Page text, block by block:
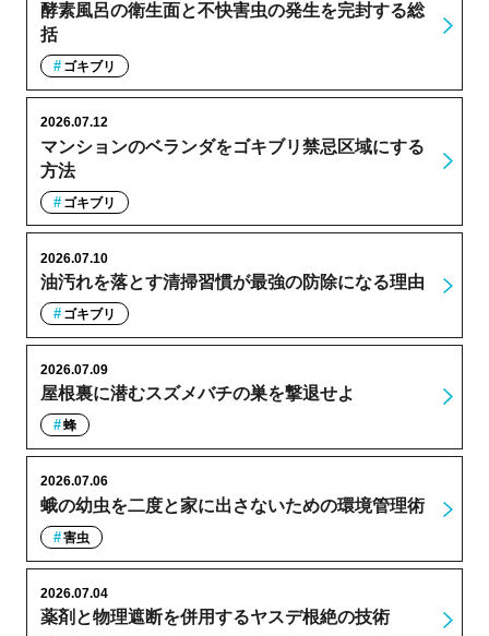
酵素風呂の衛生面と不快害虫の発生を完封する総
括
ゴキブリ
マンションのベランダをゴキブリ禁忌区域にする
方法
2026.07.12
ゴキブリ
油汚れを落とす清掃習慣が最強の防除になる理由
2026.07.10
ゴキブリ
屋根裏に潜むスズメバチの巣を撃退せよ
2026.07.09
蜂
蛾の幼虫を二度と家に出さないための環境管理術
2026.07.06
害虫
薬剤と物理遮断を併用するヤスデ根絶の技術
2026.07.04